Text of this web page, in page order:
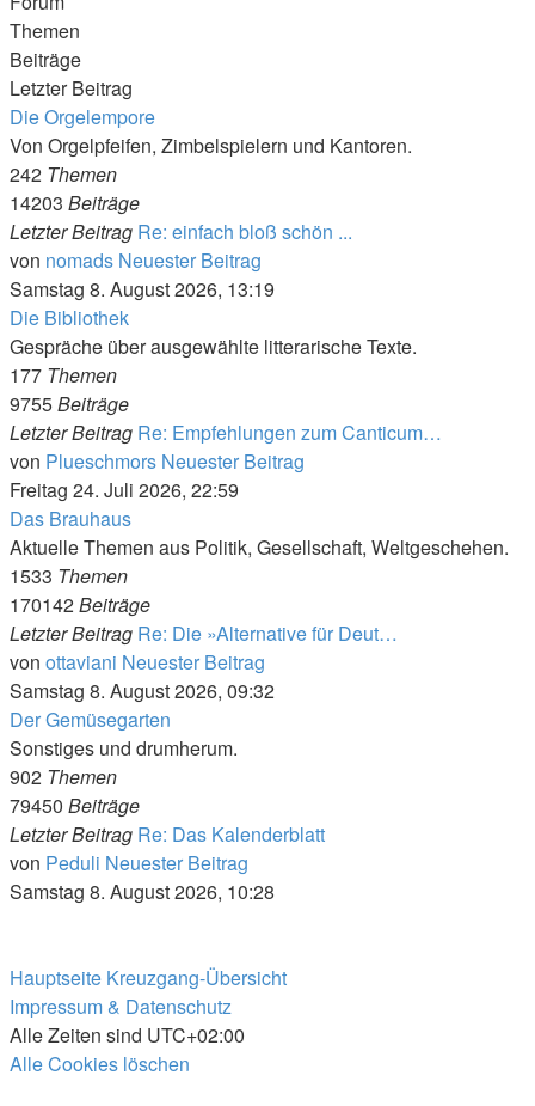
Themen
Beiträge
Letzter Beitrag
Die Orgelempore
Von Orgelpfeifen, Zimbelspielern und Kantoren.
242 Themen
14203 Beiträge
Letzter Beitrag Re: einfach bloß schön ...
von nomads Neuester Beitrag
Samstag 8. August 2026, 13:19
Die Bibliothek
Gespräche über ausgewählte litterarische Texte.
177 Themen
9755Beiträge
Letzter Beitrag Re: Empfehlungen zum Canticum…
von Plueschmors Neuester Beitrag
Freitag 24. Juli 2026, 22:59
Das Brauhaus
Aktuelle Themen aus Politik, Gesellschaft, Weltgeschehen.
1533 Themen
170142Beiträge
Letzter Beitrag Re: Die »Alternative für Deut…
von ottaviani Neuester Beitrag
Samstag 8. August 2026, 09:32
Der Gemüsegarten
Sonstiges und drumherum.
902 Themen
79450 Beiträge
Letzter Beitrag Re: Das Kalenderblatt
von Peduli Neuester Beitrag
Samstag 8. August 2026, 10:28
Hauptseite Kreuzgang-Übersicht
Impressum & Datenschutz
Alle Zeiten sind UTC+02:00
Alle Cookies löschen